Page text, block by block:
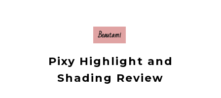
Beautami
Pixy Highlight and
Shading Review